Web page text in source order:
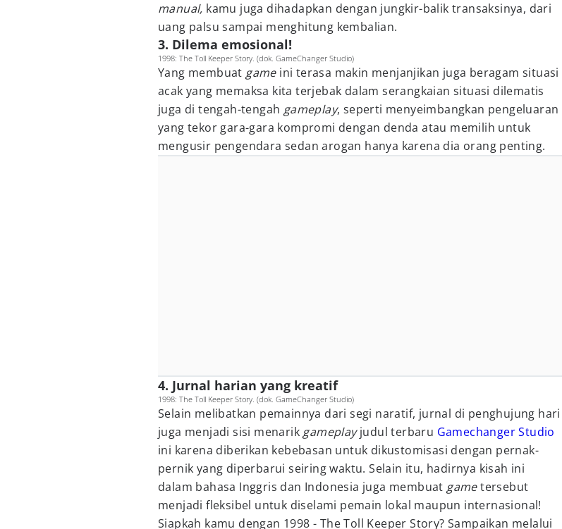
manual, kamu juga dihadapkan dengan jungkir-balik transaksinya, dari
uang palsu sampai menghitung kembalian.
3. Dilema emosional!
1998: The Toll Keeper Story. (dok. GameChanger Studio)
Yang membuat game ini terasa makin menjanjikan juga beragam situasi
acak yang memaksa kita terjebak dalam serangkaian situasi dilematis
juga di tengah-tengah gameplay, seperti menyeimbangkan pengeluaran
yang tekor gara-gara kompromi dengan denda atau memilih untuk
mengusir pengendara sedan arogan hanya karena dia orang penting.
4. Jurnal harian yang kreatif
1998: The Toll Keeper Story. (dok. GameChanger Studio)
Selain melibatkan pemainnya dari segi naratif, jurnal di penghujung hari
juga menjadi sisi menarik gameplayjudul terbaru Gamechanger Studio
ini karena diberikan kebebasan untuk dikustomisasi dengan pernak-
pernik yang diperbarui seiring waktu. Selain itu, hadirnya kisah ini
dalam bahasa Inggris dan Indonesia juga membuat gametersebut
menjadi fleksibel untuk diselami pemain lokal maupun internasional!
Siapkah kamu dengan 1998 - The Toll Keeper Story? Sampaikan melalui